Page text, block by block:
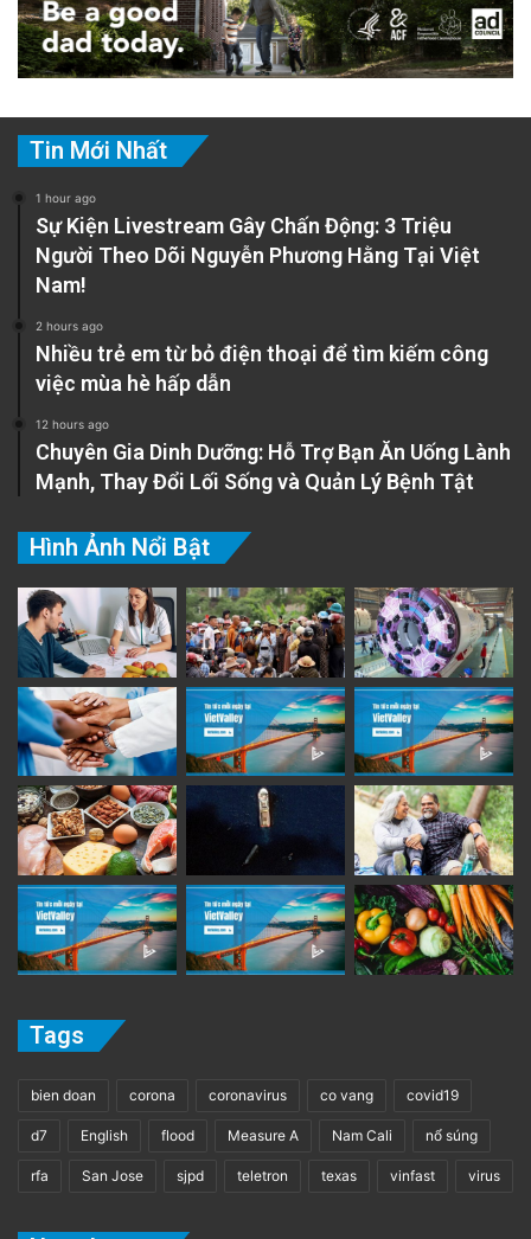
Tin Mới Nhất
1 hour ago
Sự Kiện Livestream Gây Chấn Động: 3 Triệu
Người Theo Dõi Nguyễn Phương Hằng Tại Việt
Nam!
2 hours ago
Nhiều trẻ em từ bỏ điện thoại để tìm kiếm công
việc mùa hè hấp dẫn
12 hours ago
Chuyên Gia Dinh Dưỡng: Hỗ Trợ Bạn Ăn Uống Lành
Mạnh, Thay Đổi Lối Sống và Quản Lý Bệnh Tật
Hình Ảnh Nổi Bật
Tags
bien doan corona coronavirus co vang covid19
d7 English flood Measure A Nam Cali nổ súng
rfa San Jose sjpd teletron texas vinfast virus